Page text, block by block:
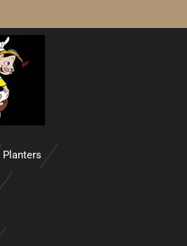
Planters